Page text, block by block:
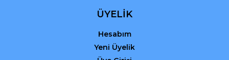
ÜYELİK
Hesabım
Yeni Üyelik